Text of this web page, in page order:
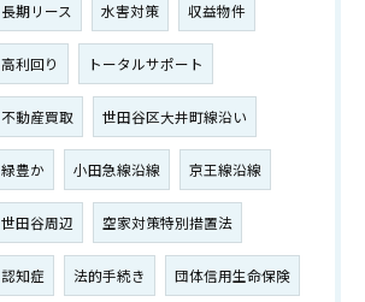
長期リース 水害対策 収益物件
高利回り トータルサポート
不動産買取 世田谷区大井町線沿い
緑豊か 小田急線沿線 京王線沿線
世田谷周辺 空家対策特別措置法
認知症 法的手続き 団体信用生命保険